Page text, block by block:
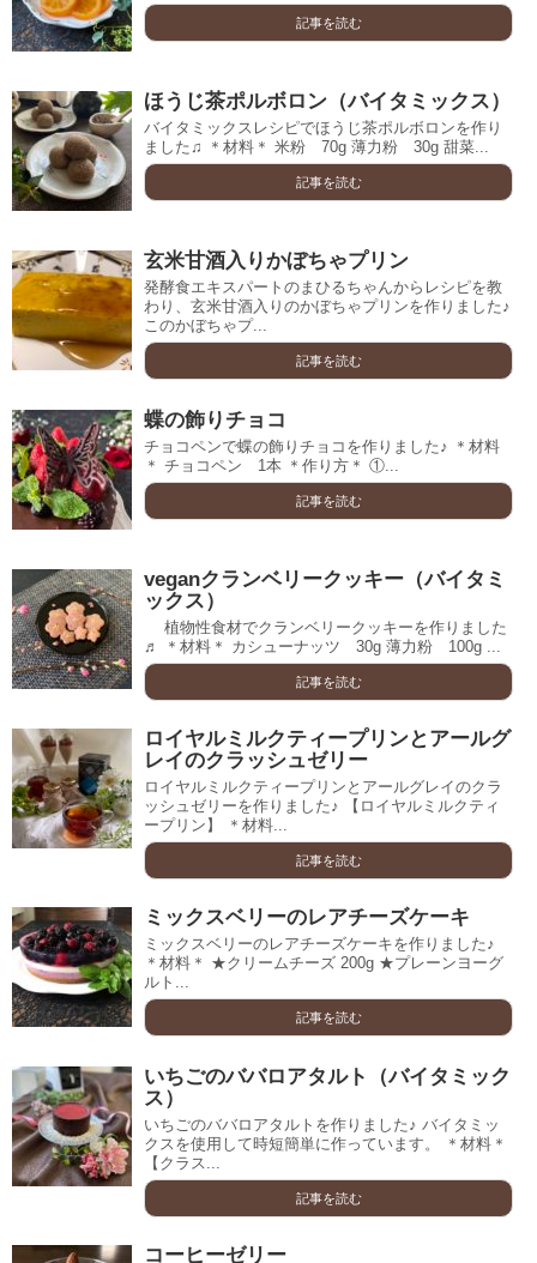
記事を読む
ほうじ茶ポルボロン（バイタミックス）
バイタミックスレシピでほうじ茶ポルボロンを作り
ました♫ ＊材料＊ 米粉 70g 薄力粉 30g 甜菜...
記事を読む
玄米甘酒入りかぼちゃプリン
発酵食エキスパートのまひるちゃんからレシピを教
わり、玄米甘酒入りのかぼちゃプリンを作りました♪
このかぼちゃプ...
記事を読む
蝶の飾りチョコ
チョコペンで蝶の飾りチョコを作りました♪ ＊材料
＊ チョコペン 1本 ＊作り方＊ ①...
記事を読む
veganクランベリークッキー（バイタミ
ックス）
植物性食材でクランベリークッキーを作りました
♬ ＊材料＊ カシューナッツ 30g 薄力粉 100g ...
記事を読む
ロイヤルミルクティープリンとアールグ
レイのクラッシュゼリー
ロイヤルミルクティープリンとアールグレイのクラ
ッシュゼリーを作りました♪ 【ロイヤルミルクティ
ープリン】 ＊材料...
記事を読む
ミックスベリーのレアチーズケーキ
ミックスベリーのレアチーズケーキを作りました♪
＊材料＊ ★クリームチーズ 200g ★プレーンヨーグ
ルト...
記事を読む
いちごのババロアタルト（バイタミック
ス）
いちごのババロアタルトを作りました♪ バイタミッ
クスを使用して時短簡単に作っています。 ＊材料＊
【クラス...
記事を読む
コーヒーゼリー